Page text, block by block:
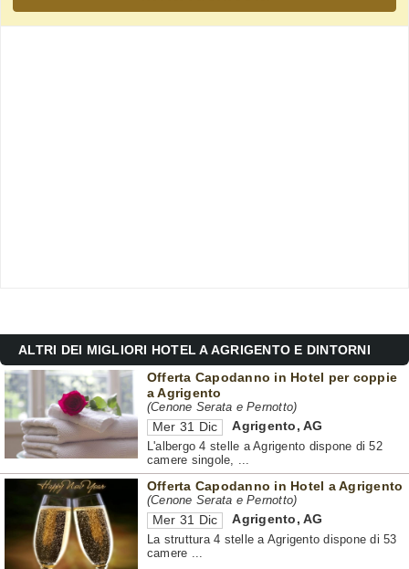
ALTRI DEI MIGLIORI HOTEL A AGRIGENTO E DINTORNI
Offerta Capodanno in Hotel per coppie
a Agrigento
(Cenone Serata e Pernotto)
Mer 31 Dic Agrigento ,AG
L'albergo 4 stelle a Agrigento dispone di 52
camere singole, ...
Offerta Capodanno in Hotel a Agrigento
(Cenone Serata e Pernotto)
Mer 31 Dic Agrigento ,AG
La struttura 4 stelle a Agrigento dispone di 53
camere ...